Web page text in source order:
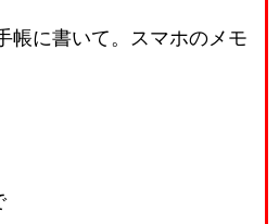
帳に書いて。スマホのメモ